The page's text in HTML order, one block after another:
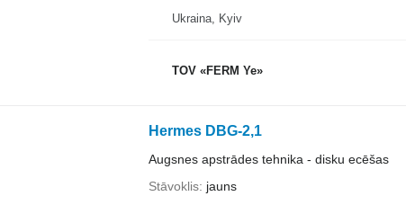
Ukraina, Kyiv
TOV «FERM Ye»
Hermes DBG-2,1
Augsnes apstrādes tehnika - disku ecēšas
Stāvoklis jauns